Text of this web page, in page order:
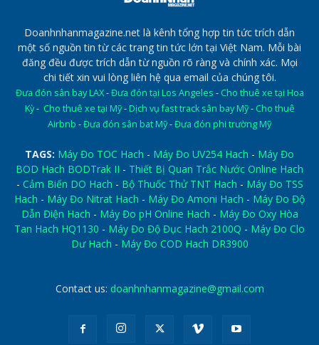
Doanhnhanmagazine.net là kênh tổng hợp tin tức trích dẫn
một số nguồn tin từ các trang tin tức lớn tại Việt Nam. Mỗi bài
đăng đều được trích dẫn từ nguồn rõ ràng và chính xác. Mọi
chi tiết xin vui lòng liên hệ qua email của chúng tôi.
Đưa đón sân bay LAX-Đưa đón tại Los Angeles - Cho thuê xe tại Hoa
Kỳ- Cho thuê xe tại Mỹ- Dịch vụ fast track sân bay Mỹ- Cho thuê
Airbnb -Đưa đón sân bat Mỹ-Đưa đón phi trường Mỹ
TAGS: Máy Đo TOC Hach - Máy Đo UV254 Hach - Máy Đo
BOD Hach BODTrak II - Thiết Bị Quan Trắc Nước Online Hach
- Cảm Biến DO Hach - Bộ Thuốc Thử TNT Hach - Máy Đo TSS
Hach - Máy Đo Nitrat Hach - Máy Đo Amoni Hach - Máy Đo Độ
Dẫn Điện Hach - Máy Đo pH Online Hach - Máy Đo Oxy Hòa
Tan Hach HQ1130 - Máy Đo Độ Đục Hach 2100Q - Máy Đo Clo
Dư Hach - Máy Đo COD Hach DR3900
Contact us: doanhnhanmagazine@gmail.com